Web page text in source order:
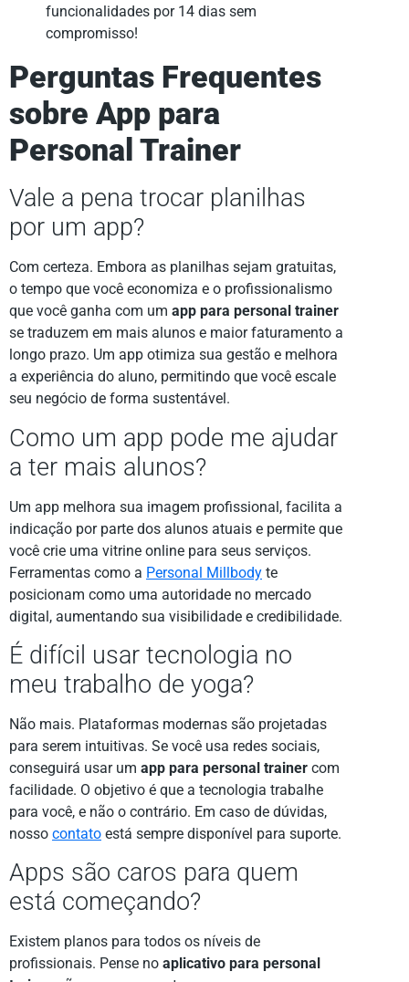
funcionalidades por 14 dias sem
compromisso!
Perguntas Frequentes
sobre App para
Personal Trainer
Vale a pena trocar planilhas
por um app?
Com certeza. Embora as planilhas sejam gratuitas,
o tempo que você economiza e o profissionalismo
que você ganha com um app para personal trainer
se traduzem em mais alunos e maior faturamento a
longo prazo. Um app otimiza sua gestão e melhora
a experiência do aluno, permitindo que você escale
seu negócio de forma sustentável.
Como um app pode me ajudar
a ter mais alunos?
Um app melhora sua imagem profissional, facilita a
indicação por parte dos alunos atuais e permite que
você crie uma vitrine online para seus serviços.
Ferramentas como a Personal Millbody te
posicionam como uma autoridade no mercado
digital, aumentando sua visibilidade e credibilidade.
É difícil usar tecnologia no
meu trabalho de yoga?
Não mais. Plataformas modernas são projetadas
para serem intuitivas. Se você usa redes sociais,
conseguirá usar um app para personal trainer com
facilidade. O objetivo é que a tecnologia trabalhe
para você, e não o contrário. Em caso de dúvidas,
nosso contato está sempre disponível para suporte.
Apps são caros para quem
está começando?
Existem planos para todos os níveis de
profissionais. Pense no aplicativo para personal